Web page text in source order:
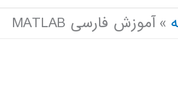
اصلی
آموزش فارسی MATLAB